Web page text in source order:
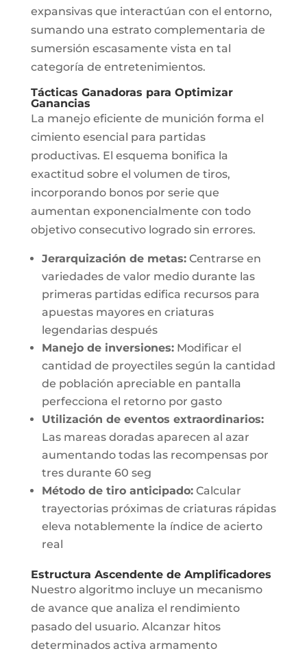
expansivas que interactúan con el entorno,
sumando una estrato complementaria de
sumersión escasamente vista en tal
categoría de entretenimientos.
Tácticas Ganadoras para Optimizar
Ganancias
La manejo eficiente de munición forma el
cimiento esencial para partidas
productivas. El esquema bonifica la
exactitud sobre el volumen de tiros,
incorporando bonos por serie que
aumentan exponencialmente con todo
objetivo consecutivo logrado sin errores.
Jerarquización de metas:Centrarse en
variedades de valor medio durante las
primeras partidas edifica recursos para
apuestas mayores en criaturas
legendarias después
Manejo de inversiones:Modificar el
cantidad de proyectiles según la cantidad
de población apreciable en pantalla
perfecciona el retorno por gasto
Utilización de eventos extraordinarios:
Las mareas doradas aparecen al azar
aumentando todas las recompensas por
tres durante 60 seg
Método de tiro anticipado:Calcular
trayectorias próximas de criaturas rápidas
eleva notablemente la índice de acierto
real
Estructura Ascendente de Amplificadores
Nuestro algoritmo incluye un mecanismo
de avance que analiza el rendimiento
pasado del usuario. Alcanzar hitos
determinados activa armamento